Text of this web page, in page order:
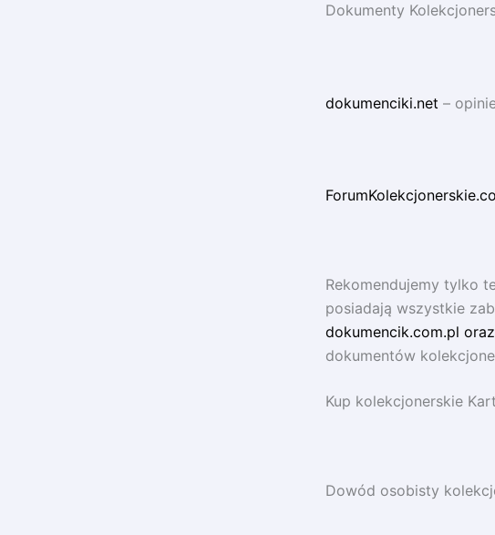
Dokumenty
dokumenciki.net –
Rekomendujemy tylko
posiadają wszystkie
dokumencik.com.pl oraz
dokumentów
Kup kolekcjonerskie
Dowód osobisty